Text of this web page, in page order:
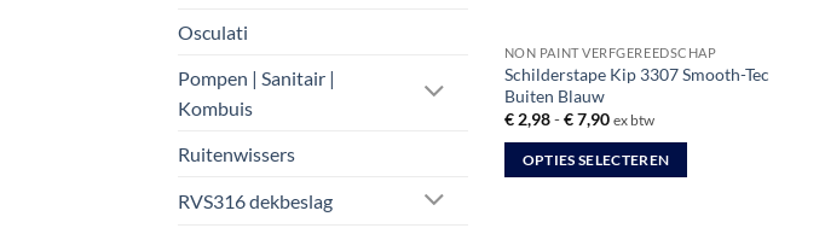
Osculati
Pompen | Sanitair |
Kombuis
Ruitenwissers
RVS316 dekbeslag
NON PAINT VERFGEREEDSCHAP
Schilderstape Kip 3307 Smooth-Tec
Buiten Blauw
€2,98-€7,90Prijsklasse:
tot
€ 7,90
ex btw
OPTIES SELECTEREN